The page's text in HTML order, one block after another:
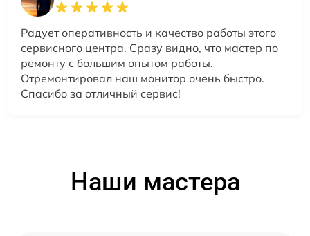
Радует оперативность и качество работы этого
сервисного центра. Сразу видно, что мастер по
ремонту с большим опытом работы.
Отремонтировал наш монитор очень быстро.
Спасибо за отличный сервис!
Наши мастера